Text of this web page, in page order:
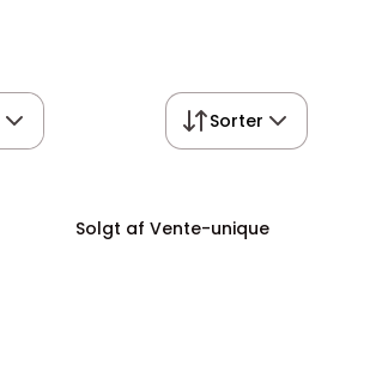
Sorter
Solgt af Vente-unique